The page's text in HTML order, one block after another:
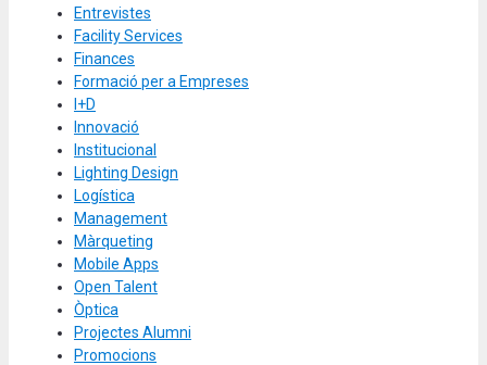
Entrevistes
Facility Services
Finances
Formació per a Empreses
I+D
Innovació
Institucional
Lighting Design
Logística
Management
Màrqueting
Mobile Apps
Open Talent
Òptica
Projectes Alumni
Promocions